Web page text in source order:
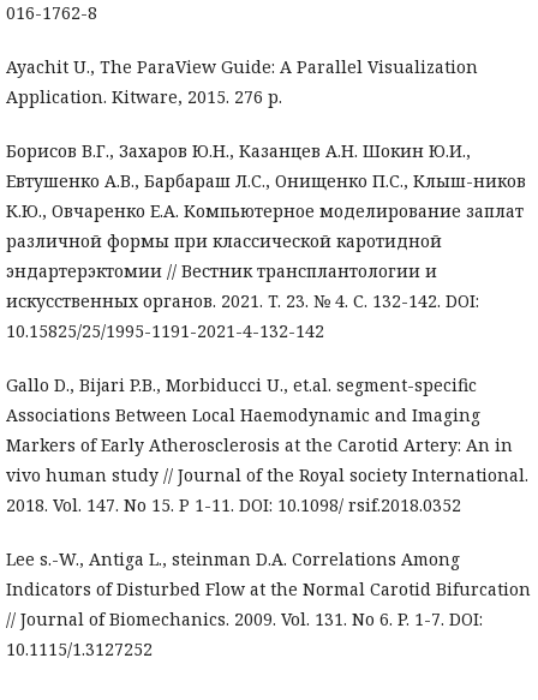
016-1762-8
Ayachit U., The ParaView Guide: A Parallel Visualization
Application. Kitware, 2015. 276 p.
Борисов В.Г., Захаров Ю.Н., Казанцев А.Н. Шокин Ю.И.,
Евтушенко А.В., Барбараш Л.С., Онищенко П.С., Клыш-ников
К.Ю., Овчаренко Е.А. Компьютерное моделирование заплат
различной формы при классической каротидной
эндартерэктомии // Вестник трансплантологии и
искусственных органов. 2021. T. 23. № 4. С. 132-142. DOI:
10.15825/25/1995-1191-2021-4-132-142
Gallo D., Bijari P.B., Morbiducci U., et.al. segment-specific
Associations Between Local Haemodynamic and Imaging
Markers of Early Atherosclerosis at the Carotid Artery: An in
vivo human study // Journal of the Royal society International.
2018. Vol. 147. No 15. P 1-11. DOI: 10.1098/ rsif.2018.0352
Lee s.-W., Antiga L., steinman D.A. Correlations Among
Indicators of Disturbed Flow at the Normal Carotid Bifurcation
// Journal of Biomechanics. 2009. Vol. 131. No 6. P. 1-7. DOI:
10.1115/1.3127252